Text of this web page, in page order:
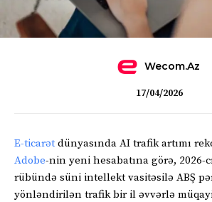
Wecom.az
17/04/2026
E-ticarət dünyasında AI trafik artımı
Adobe-nin yeni hesabatına görə, 2026-
rübündə süni intellekt vasitəsilə ABŞ
yönləndirilən trafik bir il əvvərlə